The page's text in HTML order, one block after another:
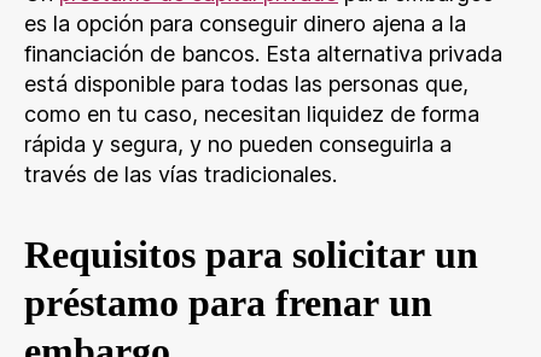
es la opción para conseguir dinero ajena a la
financiación de bancos. Esta alternativa privada
está disponible para todas las personas que,
como en tu caso, necesitan liquidez de forma
rápida y segura, y no pueden conseguirla a
través de las vías tradicionales.
Requisitos para solicitar un
préstamo para frenar un